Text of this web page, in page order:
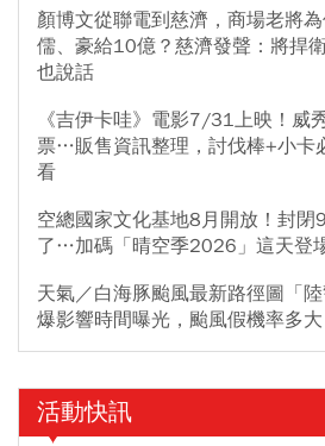
顏博文從聯電到慈濟，商場老將
儒、豪給10億？慈濟發聲：將捍
也說話
《吉伊卡哇》電影7/31上映！威
票…販售資訊整理，討伐棒+小卡
看
空總國家文化基地8月開放！封閉
了…加碼「晴空季2026」這天登
天氣／白海豚颱風最新路徑圖「
爆影響時間曝光，颱風假機率多
活動快訊